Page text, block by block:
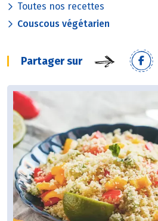
Toutes nos recettes
Couscous végétarien
Partager sur